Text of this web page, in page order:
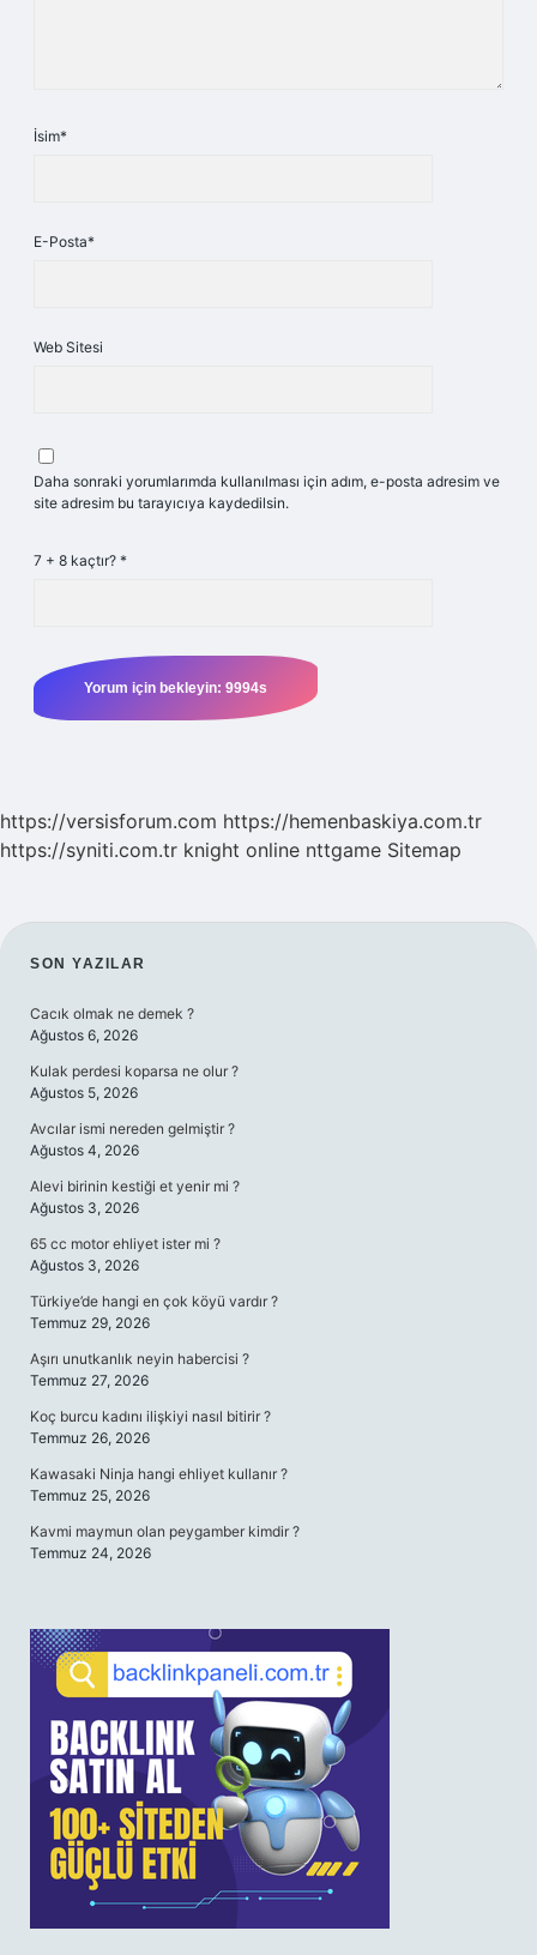
İsim*
E-Posta*
Web Sitesi
Daha sonraki yorumlarımda kullanılması için adım, e-posta adresim ve
site adresim bu tarayıcıya kaydedilsin.
7 + 8 kaçtır? *
https://versisforum.com https://hemenbaskiya.com.tr
https://syniti.com.tr knight online nttgame Sitemap
SIDEBAR
SON YAZILAR
Cacık olmak ne demek ?
Ağustos 6, 2026
Kulak perdesi koparsa ne olur ?
Ağustos 5, 2026
Avcılar ismi nereden gelmiştir ?
Ağustos 4, 2026
Alevi birinin kestiği et yenir mi ?
Ağustos 3, 2026
65 cc motor ehliyet ister mi ?
Ağustos 3, 2026
Türkiye’de hangi en çok köyü vardır ?
Temmuz 29, 2026
Aşırı unutkanlık neyin habercisi ?
Temmuz 27, 2026
Koç burcu kadını ilişkiyi nasıl bitirir ?
Temmuz 26, 2026
Kawasaki Ninja hangi ehliyet kullanır ?
Temmuz 25, 2026
Kavmi maymun olan peygamber kimdir ?
Temmuz 24, 2026